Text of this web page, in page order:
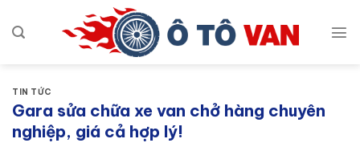
qua
TIN TỨC
Gara sửa chữa xe van chở hàng chuyên
nghiệp, giá cả hợp lý!